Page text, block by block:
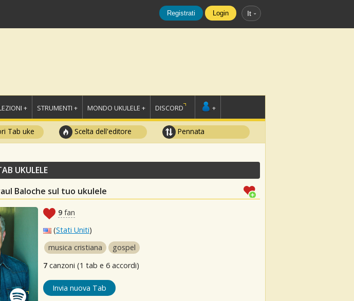
Registrati Login It
+ STRUMENTI + MONDO UKULELE + DISCORD +
Tab uke Scelta dell'editore Pennata
UKULELE
Baloche sul tuo ukulele
9 fan
(Stati Uniti)
musica cristiana
gospel
7 canzoni (1 tab e 6 accordi)
Invia nuova Tab